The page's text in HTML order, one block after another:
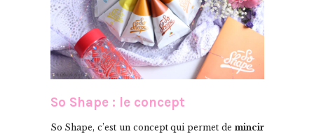
So Shape : le concept
So Shape, c’est un concept qui permet de mincir